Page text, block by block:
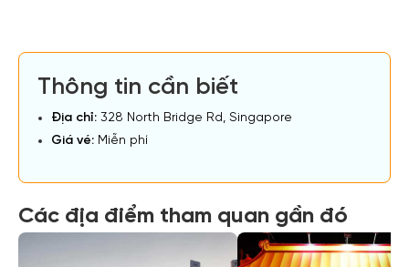
Thông tin cần biết
Địa chỉ: 328 North Bridge Rd, Singapore
Giá vé: Miễn phí
Các địa điểm tham quan gần đó